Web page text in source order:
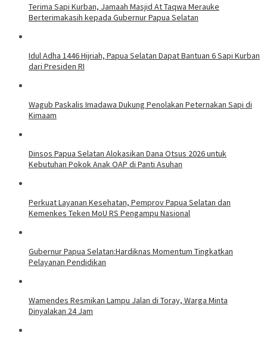
Terima Sapi Kurban, Jamaah Masjid At Taqwa Merauke
Berterimakasih kepada Gubernur Papua Selatan
Idul Adha 1446 Hijriah, Papua Selatan Dapat Bantuan 6 Sapi Kurban
dari Presiden RI
Wagub Paskalis Imadawa Dukung Penolakan Peternakan Sapi di
Kimaam
Dinsos Papua Selatan Alokasikan Dana Otsus 2026 untuk
Kebutuhan Pokok Anak OAP di Panti Asuhan
Perkuat Layanan Kesehatan, Pemprov Papua Selatan dan
Kemenkes Teken MoU RS Pengampu Nasional
Gubernur Papua Selatan:Hardiknas Momentum Tingkatkan
Pelayanan Pendidikan
Wamendes Resmikan Lampu Jalan di Toray, Warga Minta
Dinyalakan 24 Jam